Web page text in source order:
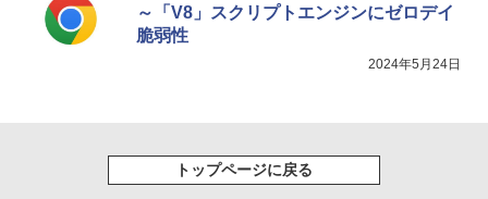
～「V8」スクリプトエンジンにゼロデイ
脆弱性
2024年5月24日
トップページに戻る